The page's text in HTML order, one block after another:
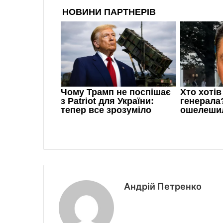
Андрій Петренко